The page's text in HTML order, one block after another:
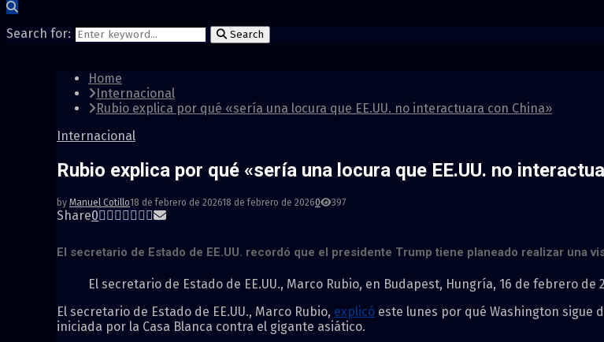
Search for: Search
Home
Internacional
Rubio explica por qué «sería una locura que EE.UU. no interactuara con China»
Internacional
Rubio explica por qué «sería una locura que EE.UU. no
by Manuel Cotillo18 de febrero de 202618 de febrero de 20260 397
Share0
El secretario de Estado de EE.UU. recordó que el presidente Trump tiene planeado realizar una
El secretario de Estado de EE.UU., Marco Rubio, en Budapest, Hungría, 16 de febrero de
El secretario de Estado de EE.UU., Marco Rubio, explicó este lunes por qué Washington sigue
iniciada por la Casa Blanca contra el gigante asiático.